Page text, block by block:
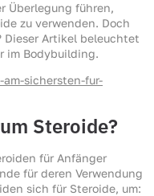
Überlegung führen,
zu verwenden. Doch
Dieser Artikel beleuchtet
im Bodybuilding.
sichersten-fur-
Steroide?
für Anfänger
für deren Verwendung
sich für Steroide, um: